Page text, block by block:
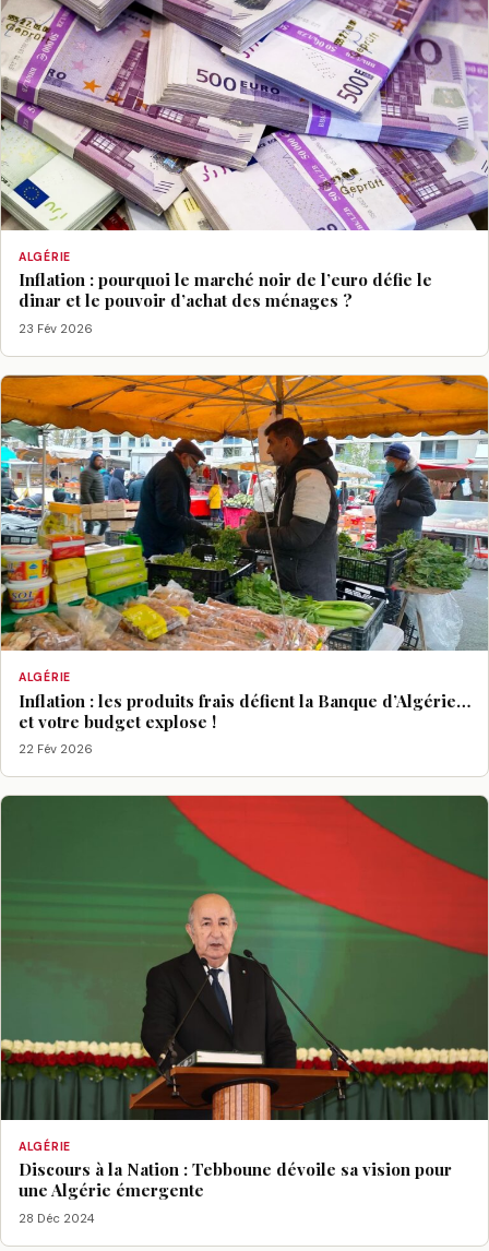
ALGÉRIE
Inflation : pourquoi le marché noir de l’euro défie le
dinar et le pouvoir d’achat des ménages ?
23 Fév 2026
ALGÉRIE
Inflation : les produits frais défient la Banque d’Algérie…
et votre budget explose !
22 Fév 2026
ALGÉRIE
Discours à la Nation : Tebboune dévoile sa vision pour
une Algérie émergente
28 Déc 2024